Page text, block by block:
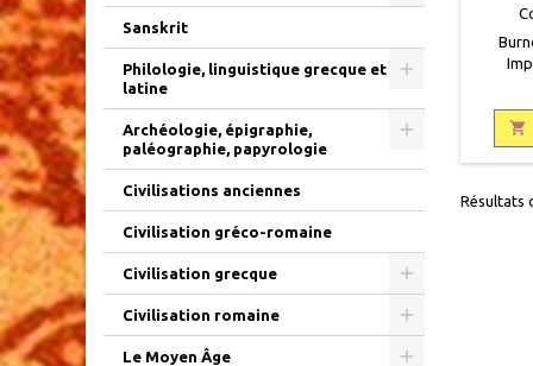
Sanskrit
Philologie, linguistique grecque et
latine
Archéologie, épigraphie,
paléographie, papyrologie
Civilisations anciennes
Civilisation gréco-romaine
Civilisation grecque
Civilisation romaine
Le Moyen Âge
Cie,
pages,

Résultats